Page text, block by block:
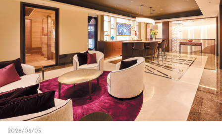
2026/06/05
ABOUT SITE
サイトマップ